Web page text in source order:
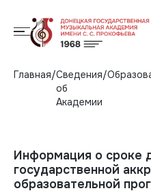
Главная Сведения
об
Академии
Информация о сроке
государственной
образовательной